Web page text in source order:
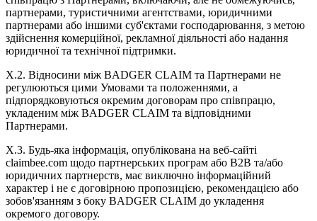
партнерами, туристичними агентствами, юридичними
партнерами або іншими суб'єктами господарювання, з метою
здійснення комерційної, рекламної діяльності або надання
юридичної та технічної підтримки.
X.2. Відносини між BADGER CLAIM та Партнерами не
регулюються цими Умовами та положеннями, а
підпорядковуються окремим договорам про співпрацю,
укладеним між BADGER CLAIM та відповідними
Партнерами.
X.3. Будь-яка інформація, опублікована на веб-сайті
claimbee.com щодо партнерських програм або B2B та/або
юридичних партнерств, має виключно інформаційний
характер і не є договірною пропозицією, рекомендацією або
зобов'язанням з боку BADGER CLAIM до укладення
окремого договору.